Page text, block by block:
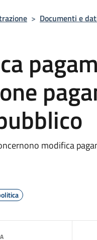
> Documenti e
modifica